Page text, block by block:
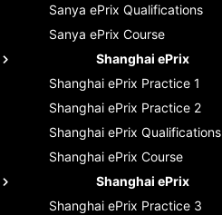
Sanya ePrix Qualifications
Sanya ePrix Course
Shanghai ePrix
Shanghai ePrix Practice 1
Shanghai ePrix Practice 2
Shanghai ePrix Qualifications
Shanghai ePrix Course
Shanghai ePrix
Shanghai ePrix Practice 3